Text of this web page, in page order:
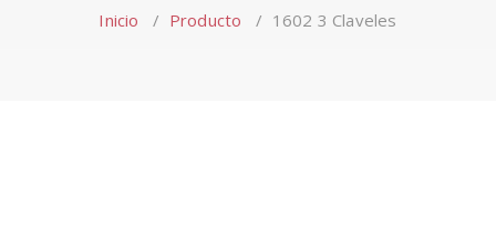
Inicio / Producto / 1602 3 Claveles